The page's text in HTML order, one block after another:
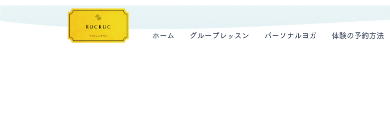
ホーム グループレッスン パーソナルヨガ 体験の予約方法